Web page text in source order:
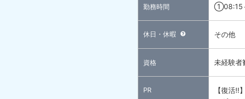
勤務時間 ①08:15
休日・休暇 その他
資格 未経験
PR
【復活